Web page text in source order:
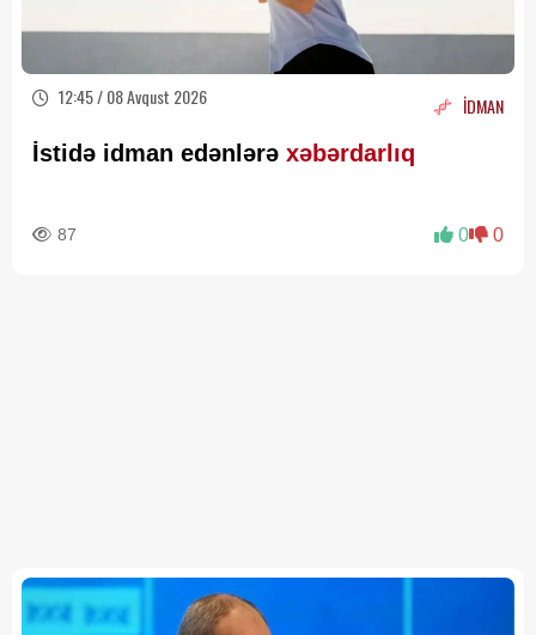
12:45 / 08 Avqust 2026 İDMAN
İstidə idman edənlərə xəbərdarlıq
87 0 0